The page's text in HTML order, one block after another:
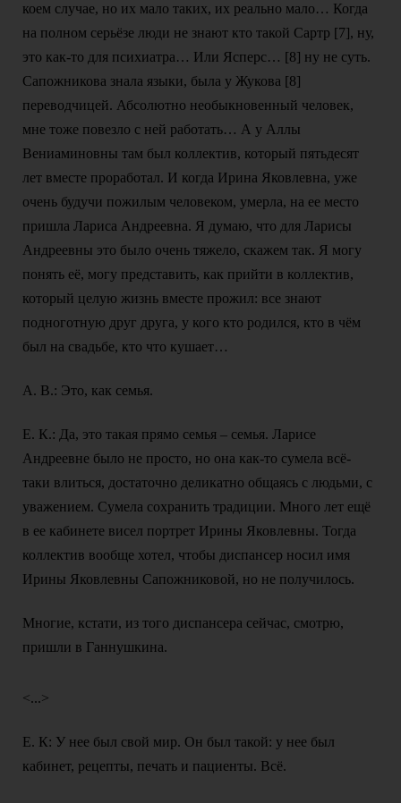
коем случае, но их мало таких, их реально мало… Когда
на полном серьёзе люди не знают кто такой Сартр [7], ну,
это как-то для психиатра… Или Ясперс… [8] ну не суть.
Сапожникова знала языки, была у Жукова [8]
переводчицей. Абсолютно необыкновенный человек,
мне тоже повезло с ней работать… А у Аллы
Вениаминовны там был коллектив, который пятьдесят
лет вместе проработал. И когда Ирина Яковлевна, уже
очень будучи пожилым человеком, умерла, на ее место
пришла Лариса Андреевна. Я думаю, что для Ларисы
Андреевны это было очень тяжело, скажем так. Я могу
понять её, могу представить, как прийти в коллектив,
который целую жизнь вместе прожил: все знают
подноготную друг друга, у кого кто родился, кто в чём
был на свадьбе, кто что кушает…
А. В.: Это, как семья.
Е. К.: Да, это такая прямо семья – семья. Ларисе
Андреевне было не просто, но она как-то сумела всё-
таки влиться, достаточно деликатно общаясь с людьми, с
уважением. Сумела сохранить традиции. Много лет ещё
в ее кабинете висел портрет Ирины Яковлевны. Тогда
коллектив вообще хотел, чтобы диспансер носил имя
Ирины Яковлевны Сапожниковой, но не получилось.
Многие, кстати, из того диспансера сейчас, смотрю,
пришли в Ганнушкина.
<...>
Е. К: У нее был свой мир. Он был такой: у нее был
кабинет, рецепты, печать и пациенты. Всё.